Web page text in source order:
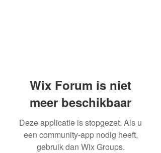
Wix Forum is niet
meer beschikbaar
Deze applicatie is stopgezet. Als u
een community-app nodig heeft,
gebruik dan Wix Groups.